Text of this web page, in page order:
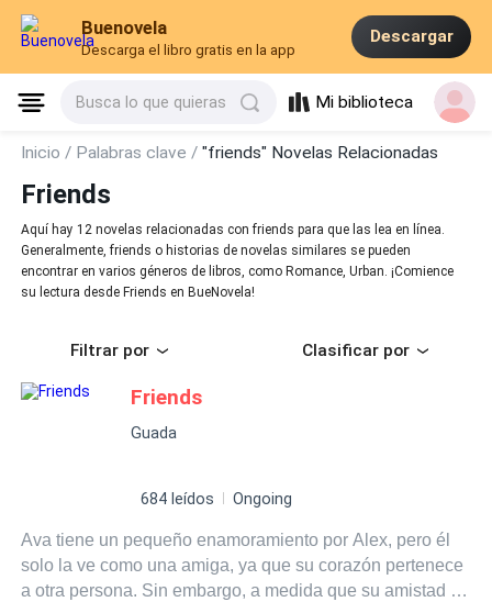
Buenovela
Descarga el libro gratis en la app
Descargar
Busca lo que quieras Mi biblioteca
Inicio / Palabras clave /"friends" Novelas Relacionadas
Friends
Aquí hay 12 novelas relacionadas con friends para que las lea en línea.
Generalmente, friends o historias de novelas similares se pueden
encontrar en varios géneros de libros, como Romance, Urban. ¡Comience
su lectura desde Friends en BueNovela!
Filtrar por Clasificar por
Friends
Guada
684 leídos Ongoing
Ava tiene un pequeño enamoramiento por Alex, pero él
solo la ve como una amiga, ya que su corazón pertenece
a otra persona. Sin embargo, a medida que su amistad se